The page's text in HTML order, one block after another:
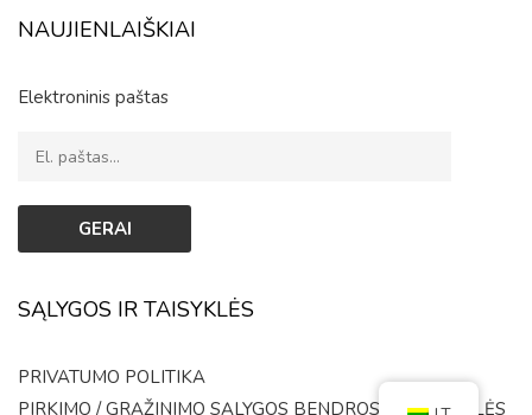
NAUJIENLAIŠKIAI
Elektroninis paštas
SĄLYGOS IR TAISYKLĖS
PRIVATUMO POLITIKA
PIRKIMO / GRĄŽINIMO SĄLYGOS BENDROSIOS TAISYKLĖS